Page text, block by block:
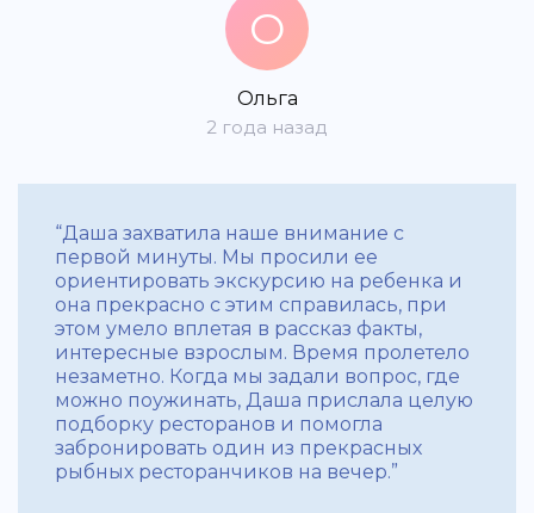
О
Ольга
2 года назад
“Даша захватила наше внимание с
первой минуты. Мы просили ее
ориентировать экскурсию на ребенка и
она прекрасно с этим справилась, при
этом умело вплетая в рассказ факты,
интересные взрослым. Время пролетело
незаметно. Когда мы задали вопрос, где
можно поужинать, Даша прислала целую
подборку ресторанов и помогла
забронировать один из прекрасных
рыбных ресторанчиков на вечер.”